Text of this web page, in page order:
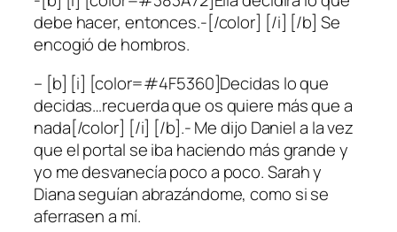
debe hacer, entonces.-[/color] [/i] [/b] Se
encogió de hombros.
– [b] [i] [color=#4F5360]Decidas lo que
decidas…recuerda que os quiere más que a
nada[/color] [/i] [/b].- Me dijo Daniel a la vez
que el portal se iba haciendo más grande y
yo me desvanecía poco a poco. Sarah y
Diana seguían abrazándome, como si se
aferrasen a mí.